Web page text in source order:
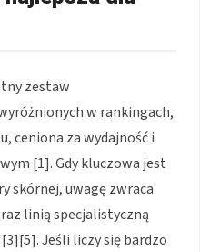
zestaw
w rankingach,
ceniona za wydajność i
[1]. Gdy kluczowa jest
skórnej, uwagę zwraca
linią specjalistyczną
Jeśli liczy się bardzo